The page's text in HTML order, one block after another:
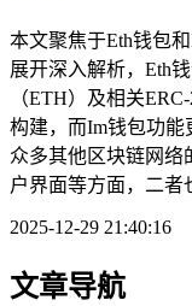
本文聚焦于Eth钱包
展开深入解析，Eth
（ETH）及相关
构建，而Im钱包功
众多其他区块链网络
户界面等方面，二者
2025-12-29 21:40:16
文章导航